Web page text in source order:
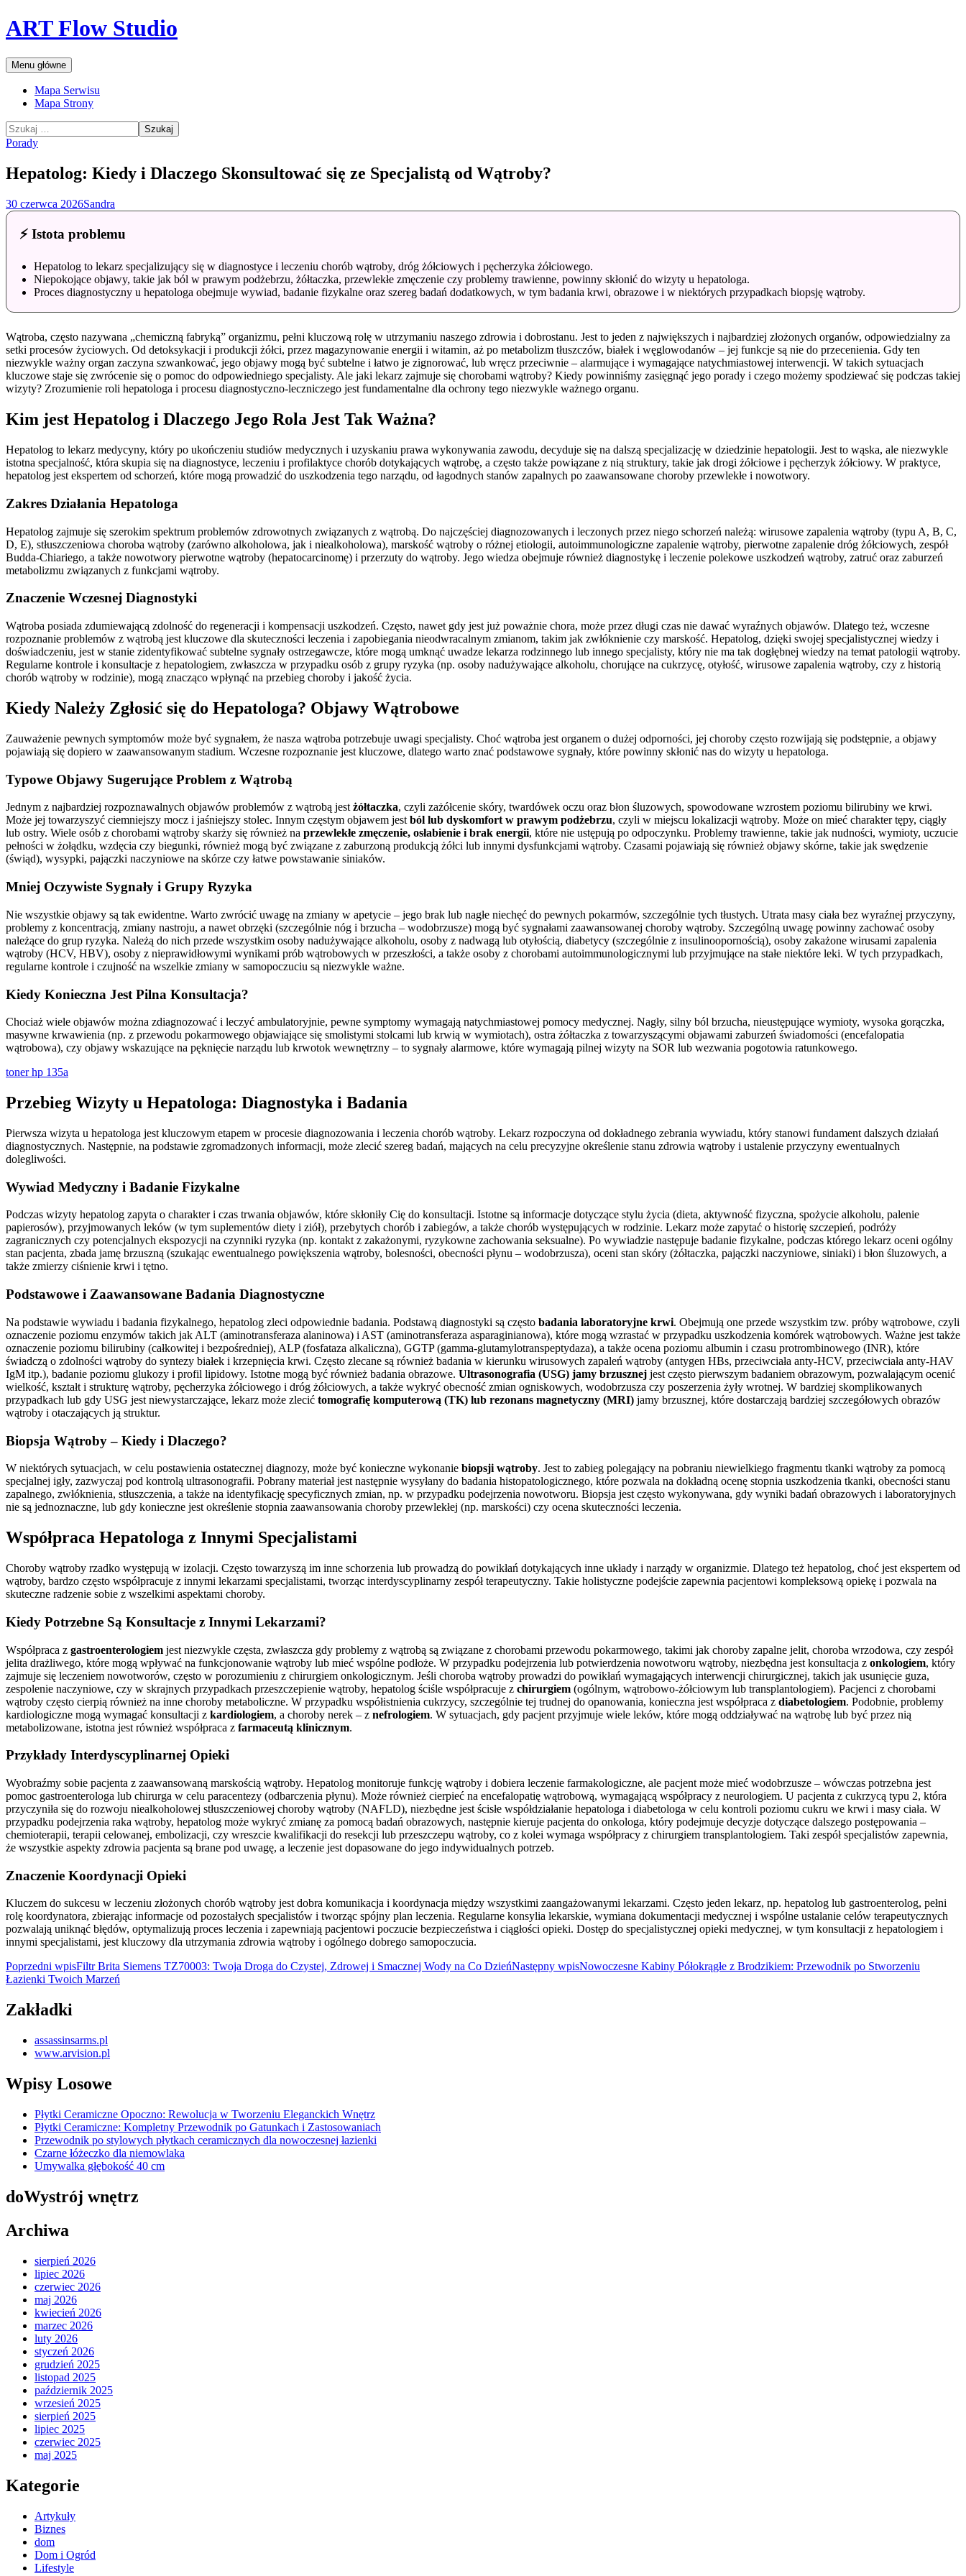
Przejdź
do
ART Flow Studio
Szukaj
Menu główne
Mapa Serwisu
Mapa Strony
Szukaj:
Porady
Hepatolog: Kiedy i Dlaczego Skonsultować się ze Specjalistą od Wątroby?
30 czerwca 2026Sandra
⚡ Istota problemu
Hepatolog to lekarz specjalizujący się w diagnostyce i leczeniu chorób wątroby, dróg żółciowych i pęcherzyka żółciowego.
Niepokojące objawy, takie jak ból w prawym podżebrzu, żółtaczka, przewlekłe zmęczenie czy problemy trawienne, powinny skłonić do wizyty u hepatologa.
Proces diagnostyczny u hepatologa obejmuje wywiad, badanie fizykalne oraz szereg badań dodatkowych, w tym badania krwi, obrazowe i w niektórych przypadkach biopsję wątroby.
Wątroba, często nazywana „chemiczną fabryką” organizmu, pełni kluczową rolę w utrzymaniu naszego zdrowia i dobrostanu. Jest to jeden z największych i najbardziej złożonych organów, odpowiedzialny za
setki procesów życiowych. Od detoksykacji i produkcji żółci, przez magazynowanie energii i witamin, aż po metabolizm tłuszczów, białek i węglowodanów – jej funkcje są nie do przecenienia. Gdy ten
niezwykle ważny organ zaczyna szwankować, jego objawy mogą być subtelne i łatwo je zignorować, lub wręcz przeciwnie – alarmujące i wymagające natychmiastowej interwencji. W takich sytuacjach
kluczowe staje się zwrócenie się o pomoc do odpowiedniego specjalisty. Ale jaki lekarz zajmuje się chorobami wątroby? Kiedy powinniśmy zasięgnąć jego porady i czego możemy spodziewać się podczas takiej
wizyty? Zrozumienie roli hepatologa i procesu diagnostyczno-leczniczego jest fundamentalne dla ochrony tego niezwykle ważnego organu.
Kim jest Hepatolog i Dlaczego Jego Rola Jest Tak Ważna?
Hepatolog to lekarz medycyny, który po ukończeniu studiów medycznych i uzyskaniu prawa wykonywania zawodu, decyduje się na dalszą specjalizację w dziedzinie hepatologii. Jest to wąska, ale niezwykle
istotna specjalność, która skupia się na diagnostyce, leczeniu i profilaktyce chorób dotykających wątrobę, a często także powiązane z nią struktury, takie jak drogi żółciowe i pęcherzyk żółciowy. W praktyce,
hepatolog jest ekspertem od schorzeń, które mogą prowadzić do uszkodzenia tego narządu, od łagodnych stanów zapalnych po zaawansowane choroby przewlekłe i nowotwory.
Zakres Działania Hepatologa
Hepatolog zajmuje się szerokim spektrum problemów zdrowotnych związanych z wątrobą. Do najczęściej diagnozowanych i leczonych przez niego schorzeń należą: wirusowe zapalenia wątroby (typu A, B, C,
D, E), stłuszczeniowa choroba wątroby (zarówno alkoholowa, jak i niealkoholowa), marskość wątroby o różnej etiologii, autoimmunologiczne zapalenie wątroby, pierwotne zapalenie dróg żółciowych, zespół
Budda-Chiariego, a także nowotwory pierwotne wątroby (hepatocarcinomę) i przerzuty do wątroby. Jego wiedza obejmuje również diagnostykę i leczenie polekowe uszkodzeń wątroby, zatruć oraz zaburzeń
metabolizmu związanych z funkcjami wątroby.
Znaczenie Wczesnej Diagnostyki
Wątroba posiada zdumiewającą zdolność do regeneracji i kompensacji uszkodzeń. Często, nawet gdy jest już poważnie chora, może przez długi czas nie dawać wyraźnych objawów. Dlatego też, wczesne
rozpoznanie problemów z wątrobą jest kluczowe dla skuteczności leczenia i zapobiegania nieodwracalnym zmianom, takim jak zwłóknienie czy marskość. Hepatolog, dzięki swojej specjalistycznej wiedzy i
doświadczeniu, jest w stanie zidentyfikować subtelne sygnały ostrzegawcze, które mogą umknąć uwadze lekarza rodzinnego lub innego specjalisty, który nie ma tak dogłębnej wiedzy na temat patologii wątroby.
Regularne kontrole i konsultacje z hepatologiem, zwłaszcza w przypadku osób z grupy ryzyka (np. osoby nadużywające alkoholu, chorujące na cukrzycę, otyłość, wirusowe zapalenia wątroby, czy z historią
chorób wątroby w rodzinie), mogą znacząco wpłynąć na przebieg choroby i jakość życia.
Kiedy Należy Zgłosić się do Hepatologa? Objawy Wątrobowe
Zauważenie pewnych symptomów może być sygnałem, że nasza wątroba potrzebuje uwagi specjalisty. Choć wątroba jest organem o dużej odporności, jej choroby często rozwijają się podstępnie, a objawy
pojawiają się dopiero w zaawansowanym stadium. Wczesne rozpoznanie jest kluczowe, dlatego warto znać podstawowe sygnały, które powinny skłonić nas do wizyty u hepatologa.
Typowe Objawy Sugerujące Problem z Wątrobą
Jednym z najbardziej rozpoznawalnych objawów problemów z wątrobą jest żółtaczka, czyli zażółcenie skóry, twardówek oczu oraz błon śluzowych, spowodowane wzrostem poziomu bilirubiny we krwi.
Może jej towarzyszyć ciemniejszy mocz i jaśniejszy stolec. Innym częstym objawem jest ból lub dyskomfort w prawym podżebrzu, czyli w miejscu lokalizacji wątroby. Może on mieć charakter tępy, ciągły
lub ostry. Wiele osób z chorobami wątroby skarży się również na przewlekłe zmęczenie, osłabienie i brak energii, które nie ustępują po odpoczynku. Problemy trawienne, takie jak nudności, wymioty, uczucie
pełności w żołądku, wzdęcia czy biegunki, również mogą być związane z zaburzoną produkcją żółci lub innymi dysfunkcjami wątroby. Czasami pojawiają się również objawy skórne, takie jak swędzenie
(świąd), wysypki, pajączki naczyniowe na skórze czy łatwe powstawanie siniaków.
Mniej Oczywiste Sygnały i Grupy Ryzyka
Nie wszystkie objawy są tak ewidentne. Warto zwrócić uwagę na zmiany w apetycie – jego brak lub nagłe niechęć do pewnych pokarmów, szczególnie tych tłustych. Utrata masy ciała bez wyraźnej przyczyny,
problemy z koncentracją, zmiany nastroju, a nawet obrzęki (szczególnie nóg i brzucha – wodobrzusze) mogą być sygnałami zaawansowanej choroby wątroby. Szczególną uwagę powinny zachować osoby
należące do grup ryzyka. Należą do nich przede wszystkim osoby nadużywające alkoholu, osoby z nadwagą lub otyłością, diabetycy (szczególnie z insulinoopornością), osoby zakażone wirusami zapalenia
wątroby (HCV, HBV), osoby z nieprawidłowymi wynikami prób wątrobowych w przeszłości, a także osoby z chorobami autoimmunologicznymi lub przyjmujące na stałe niektóre leki. W tych przypadkach,
regularne kontrole i czujność na wszelkie zmiany w samopoczuciu są niezwykle ważne.
Kiedy Konieczna Jest Pilna Konsultacja?
Chociaż wiele objawów można zdiagnozować i leczyć ambulatoryjnie, pewne symptomy wymagają natychmiastowej pomocy medycznej. Nagły, silny ból brzucha, nieustępujące wymioty, wysoka gorączka,
masywne krwawienia (np. z przewodu pokarmowego objawiające się smolistymi stolcami lub krwią w wymiotach), ostra żółtaczka z towarzyszącymi objawami zaburzeń świadomości (encefalopatia
wątrobowa), czy objawy wskazujące na pęknięcie narządu lub krwotok wewnętrzny – to sygnały alarmowe, które wymagają pilnej wizyty na SOR lub wezwania pogotowia ratunkowego.
toner hp 135a
Przebieg Wizyty u Hepatologa: Diagnostyka i Badania
Pierwsza wizyta u hepatologa jest kluczowym etapem w procesie diagnozowania i leczenia chorób wątroby. Lekarz rozpoczyna od dokładnego zebrania wywiadu, który stanowi fundament dalszych działań
diagnostycznych. Następnie, na podstawie zgromadzonych informacji, może zlecić szereg badań, mających na celu precyzyjne określenie stanu zdrowia wątroby i ustalenie przyczyny ewentualnych
dolegliwości.
Wywiad Medyczny i Badanie Fizykalne
Podczas wizyty hepatolog zapyta o charakter i czas trwania objawów, które skłoniły Cię do konsultacji. Istotne są informacje dotyczące stylu życia (dieta, aktywność fizyczna, spożycie alkoholu, palenie
papierosów), przyjmowanych leków (w tym suplementów diety i ziół), przebytych chorób i zabiegów, a także chorób występujących w rodzinie. Lekarz może zapytać o historię szczepień, podróży
zagranicznych czy potencjalnych ekspozycji na czynniki ryzyka (np. kontakt z zakażonymi, ryzykowne zachowania seksualne). Po wywiadzie następuje badanie fizykalne, podczas którego lekarz oceni ogólny
stan pacjenta, zbada jamę brzuszną (szukając ewentualnego powiększenia wątroby, bolesności, obecności płynu – wodobrzusza), oceni stan skóry (żółtaczka, pajączki naczyniowe, siniaki) i błon śluzowych, a
także zmierzy ciśnienie krwi i tętno.
Podstawowe i Zaawansowane Badania Diagnostyczne
Na podstawie wywiadu i badania fizykalnego, hepatolog zleci odpowiednie badania. Podstawą diagnostyki są często badania laboratoryjne krwi. Obejmują one przede wszystkim tzw. próby wątrobowe, czyli
oznaczenie poziomu enzymów takich jak ALT (aminotransferaza alaninowa) i AST (aminotransferaza asparaginianowa), które mogą wzrastać w przypadku uszkodzenia komórek wątrobowych. Ważne jest także
oznaczenie poziomu bilirubiny (całkowitej i bezpośredniej), ALP (fosfataza alkaliczna), GGTP (gamma-glutamylotranspeptydaza), a także ocena poziomu albumin i czasu protrombinowego (INR), które
świadczą o zdolności wątroby do syntezy białek i krzepnięcia krwi. Często zlecane są również badania w kierunku wirusowych zapaleń wątroby (antygen HBs, przeciwciała anty-HCV, przeciwciała anty-HAV
IgM itp.), badanie poziomu glukozy i profil lipidowy. Istotne mogą być również badania obrazowe. Ultrasonografia (USG) jamy brzusznej jest często pierwszym badaniem obrazowym, pozwalającym ocenić
wielkość, kształt i strukturę wątroby, pęcherzyka żółciowego i dróg żółciowych, a także wykryć obecność zmian ogniskowych, wodobrzusza czy poszerzenia żyły wrotnej. W bardziej skomplikowanych
przypadkach lub gdy USG jest niewystarczające, lekarz może zlecić tomografię komputerową (TK) lub rezonans magnetyczny (MRI) jamy brzusznej, które dostarczają bardziej szczegółowych obrazów
wątroby i otaczających ją struktur.
Biopsja Wątroby – Kiedy i Dlaczego?
W niektórych sytuacjach, w celu postawienia ostatecznej diagnozy, może być konieczne wykonanie biopsji wątroby. Jest to zabieg polegający na pobraniu niewielkiego fragmentu tkanki wątroby za pomocą
specjalnej igły, zazwyczaj pod kontrolą ultrasonografii. Pobrany materiał jest następnie wysyłany do badania histopatologicznego, które pozwala na dokładną ocenę stopnia uszkodzenia tkanki, obecności stanu
zapalnego, zwłóknienia, stłuszczenia, a także na identyfikację specyficznych zmian, np. w przypadku podejrzenia nowotworu. Biopsja jest często wykonywana, gdy wyniki badań obrazowych i laboratoryjnych
nie są jednoznaczne, lub gdy konieczne jest określenie stopnia zaawansowania choroby przewlekłej (np. marskości) czy ocena skuteczności leczenia.
Współpraca Hepatologa z Innymi Specjalistami
Choroby wątroby rzadko występują w izolacji. Często towarzyszą im inne schorzenia lub prowadzą do powikłań dotykających inne układy i narządy w organizmie. Dlatego też hepatolog, choć jest ekspertem od
wątroby, bardzo często współpracuje z innymi lekarzami specjalistami, tworząc interdyscyplinarny zespół terapeutyczny. Takie holistyczne podejście zapewnia pacjentowi kompleksową opiekę i pozwala na
skuteczne radzenie sobie z wszelkimi aspektami choroby.
Kiedy Potrzebne Są Konsultacje z Innymi Lekarzami?
Współpraca z gastroenterologiem jest niezwykle częsta, zwłaszcza gdy problemy z wątrobą są związane z chorobami przewodu pokarmowego, takimi jak choroby zapalne jelit, choroba wrzodowa, czy zespół
jelita drażliwego, które mogą wpływać na funkcjonowanie wątroby lub mieć wspólne podłoże. W przypadku podejrzenia lub potwierdzenia nowotworu wątroby, niezbędna jest konsultacja z onkologiem, który
zajmuje się leczeniem nowotworów, często w porozumieniu z chirurgiem onkologicznym. Jeśli choroba wątroby prowadzi do powikłań wymagających interwencji chirurgicznej, takich jak usunięcie guza,
zespolenie naczyniowe, czy w skrajnych przypadkach przeszczepienie wątroby, hepatolog ściśle współpracuje z chirurgiem (ogólnym, wątrobowo-żółciowym lub transplantologiem). Pacjenci z chorobami
wątroby często cierpią również na inne choroby metaboliczne. W przypadku współistnienia cukrzycy, szczególnie tej trudnej do opanowania, konieczna jest współpraca z diabetologiem. Podobnie, problemy
kardiologiczne mogą wymagać konsultacji z kardiologiem, a choroby nerek – z nefrologiem. W sytuacjach, gdy pacjent przyjmuje wiele leków, które mogą oddziaływać na wątrobę lub być przez nią
metabolizowane, istotna jest również współpraca z farmaceutą klinicznym.
Przykłady Interdyscyplinarnej Opieki
Wyobraźmy sobie pacjenta z zaawansowaną marskością wątroby. Hepatolog monitoruje funkcję wątroby i dobiera leczenie farmakologiczne, ale pacjent może mieć wodobrzusze – wówczas potrzebna jest
pomoc gastroenterologa lub chirurga w celu paracentezy (odbarczenia płynu). Może również cierpieć na encefalopatię wątrobową, wymagającą współpracy z neurologiem. U pacjenta z cukrzycą typu 2, która
przyczyniła się do rozwoju niealkoholowej stłuszczeniowej choroby wątroby (NAFLD), niezbędne jest ścisłe współdziałanie hepatologa i diabetologa w celu kontroli poziomu cukru we krwi i masy ciała. W
przypadku podejrzenia raka wątroby, hepatolog może wykryć zmianę za pomocą badań obrazowych, następnie kieruje pacjenta do onkologa, który podejmuje decyzje dotyczące dalszego postępowania –
chemioterapii, terapii celowanej, embolizacji, czy wreszcie kwalifikacji do resekcji lub przeszczepu wątroby, co z kolei wymaga współpracy z chirurgiem transplantologiem. Taki zespół specjalistów zapewnia,
że wszystkie aspekty zdrowia pacjenta są brane pod uwagę, a leczenie jest dopasowane do jego indywidualnych potrzeb.
Znaczenie Koordynacji Opieki
Kluczem do sukcesu w leczeniu złożonych chorób wątroby jest dobra komunikacja i koordynacja między wszystkimi zaangażowanymi lekarzami. Często jeden lekarz, np. hepatolog lub gastroenterolog, pełni
rolę koordynatora, zbierając informacje od pozostałych specjalistów i tworząc spójny plan leczenia. Regularne konsylia lekarskie, wymiana dokumentacji medycznej i wspólne ustalanie celów terapeutycznych
pozwalają uniknąć błędów, optymalizują proces leczenia i zapewniają pacjentowi poczucie bezpieczeństwa i ciągłości opieki. Dostęp do specjalistycznej opieki medycznej, w tym konsultacji z hepatologiem i
innymi specjalistami, jest kluczowy dla utrzymania zdrowia wątroby i ogólnego dobrego samopoczucia.
Nawigacja
wpisu
Poprzedni wpisFiltr Brita Siemens TZ70003: Twoja Droga do Czystej, Zdrowej i Smacznej Wody na Co DzieńNastępny wpisNowoczesne Kabiny Półokrągłe z Brodzikiem: Przewodnik po Stworzeniu
Łazienki Twoich Marzeń
Zakładki
assassinsarms.pl
www.arvision.pl
Wpisy Losowe
Płytki Ceramiczne Opoczno: Rewolucja w Tworzeniu Eleganckich Wnętrz
Płytki Ceramiczne: Kompletny Przewodnik po Gatunkach i Zastosowaniach
Przewodnik po stylowych płytkach ceramicznych dla nowoczesnej łazienki
Czarne łóżeczko dla niemowlaka
Umywalka głębokość 40 cm
doWystrój wnętrz
Archiwa
sierpień 2026
lipiec 2026
czerwiec 2026
maj 2026
kwiecień 2026
marzec 2026
luty 2026
styczeń 2026
grudzień 2025
listopad 2025
październik 2025
wrzesień 2025
sierpień 2025
lipiec 2025
czerwiec 2025
maj 2025
Kategorie
Artykuły
Biznes
dom
Dom i Ogród
Lifestyle